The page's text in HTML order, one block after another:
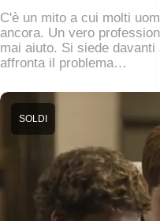
C'è un mito a cui molti
ancora. Un vero
mai aiuto. Si siede davanti
affronta il problema…
SOLDI